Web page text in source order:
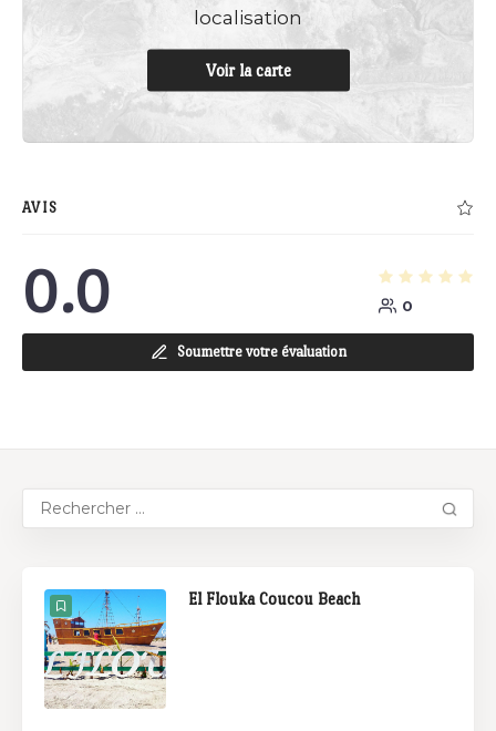
localisation
Voir la carte
AVIS
0.0 0
Soumettre votre évaluation
El Flouka Coucou Beach